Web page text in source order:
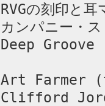
RVGの刻印と耳
カンパニー・
Deep Groove
Art Farmer
Clifford